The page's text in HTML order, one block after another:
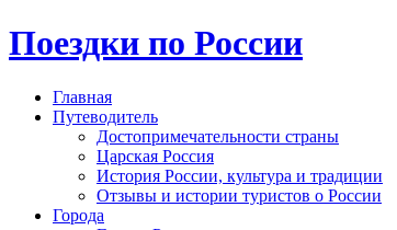
Поездки по России
Главная
Путеводитель
Достопримечательности страны
Царская Россия
История России, культура и традиции
Отзывы и истории туристов о России
Города